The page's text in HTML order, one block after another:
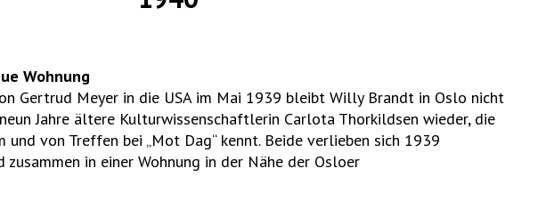
Wohnung
Gertrud Meyer in die USA im Mai 1939 bleibt Willy Brandt in Oslo nicht
Jahre ältere Kulturwissenschaftlerin Carlota Thorkildsen wieder, die
von Treffen bei „Mot Dag“ kennt. Beide verlieben sich 1939
zusammen in einer Wohnung in der Nähe der Osloer